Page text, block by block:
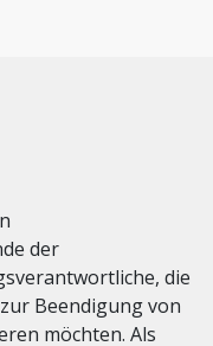
der
die
Beendigung von
möchten. Als